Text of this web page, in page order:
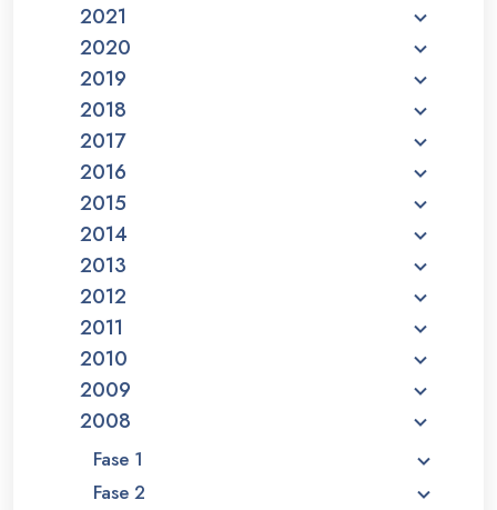
2021
2020
2019
2018
2017
2016
2015
2014
2013
2012
2011
2010
2009
2008
Fase 1
Fase 2